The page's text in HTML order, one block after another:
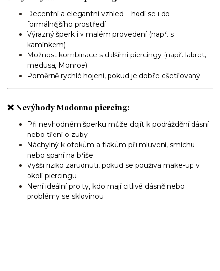
Decentní a elegantní vzhled – hodí se i do
formálnějšího prostředí
Výrazný šperk i v malém provedení (např. s
kamínkem)
Možnost kombinace s dalšími piercingy (např. labret,
medusa, Monroe)
Poměrně rychlé hojení, pokud je dobře ošetřovaný
❌ Nevýhody Madonna piercing:
Při nevhodném šperku může dojít k podráždění dásní
nebo tření o zuby
Náchylný k otokům a tlakům při mluvení, smíchu
nebo spaní na břiše
Vyšší riziko zarudnutí, pokud se používá make-up v
okolí piercingu
Není ideální pro ty, kdo mají citlivé dásně nebo
problémy se sklovinou